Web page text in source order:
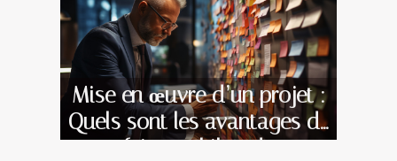
Mise en œuvre d’un projet :
Quels sont les avantages de
faire un bilan de